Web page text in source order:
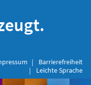
Barrierefreiheit
Leichte Sprache